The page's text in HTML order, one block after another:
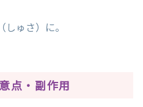
ゅさ）に。
点・副作用